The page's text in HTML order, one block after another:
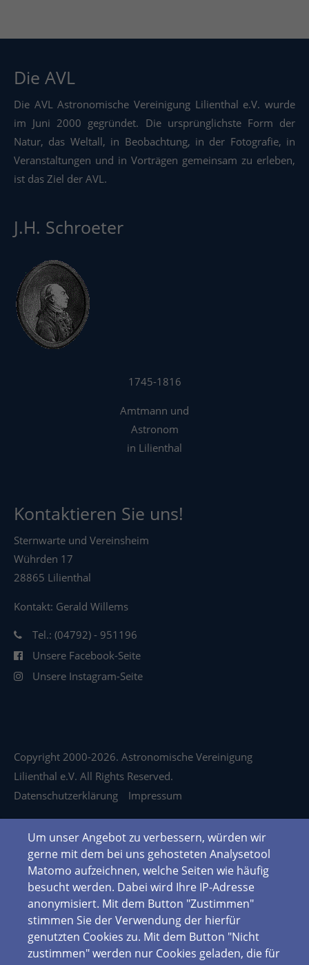
Die AVL
Die AVL Astronomische Vereinigung Lilienthal e.V. wurde
im Juni 2000 gegründet. Die ursprünglichste Form der
Natur, das Weltall, in Beobachtung, in der Fotografie, in
Veranstaltungen und in Vorträgen gemeinsam zu erleben,
ist das Ziel der AVL.
J.H. Schroeter
1745-1816
Amtmann und
Astronom
in Lilienthal
Kontaktieren Sie uns!
Sternwarte und Vereinsheim
Wührden 17
28865 Lilienthal
Kontakt: Gerald Willems
Tel.: (04792) - 951196
Unsere Facebook-Seite
Unsere Instagram-Seite
Copyright 2000-2026. Astronomische Vereinigung
Lilienthal e.V. All Rights Reserved.
Datenschutzerklärung
Impressum
Um unser Angebot zu verbessern, würden wir
gerne mit dem bei uns gehosteten Analysetool
Matomo aufzeichnen, welche Seiten wie häufig
besucht werden. Dabei wird Ihre IP-Adresse
anonymisiert. Mit dem Button "Zustimmen"
stimmen Sie der Verwendung der hierfür
genutzten Cookies zu. Mit dem Button "Nicht
zustimmen" werden nur Cookies geladen, die für